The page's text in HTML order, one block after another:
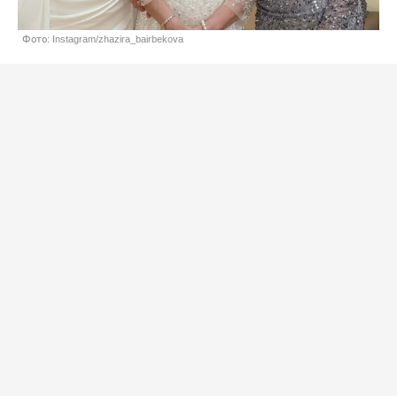
Фото: Instagram/zhazira_bairbekova